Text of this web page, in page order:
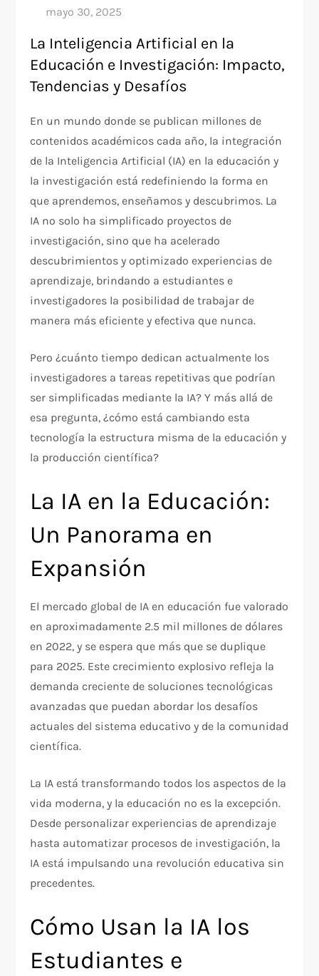
La Inteligencia Artificial en la
Educación e Investigación: Impacto,
Tendencias y Desafíos
En un mundo donde se publican millones de
contenidos académicos cada año, la integración
de la Inteligencia Artificial (IA) en la educación y
la investigación está redefiniendo la forma en
que aprendemos, enseñamos y descubrimos. La
IA no solo ha simplificado proyectos de
investigación, sino que ha acelerado
descubrimientos y optimizado experiencias de
aprendizaje, brindando a estudiantes e
investigadores la posibilidad de trabajar de
manera más eficiente y efectiva que nunca.
Pero ¿cuánto tiempo dedican actualmente los
investigadores a tareas repetitivas que podrían
ser simplificadas mediante la IA? Y más allá de
esa pregunta, ¿cómo está cambiando esta
tecnología la estructura misma de la educación y
la producción científica?
La IA en la Educación:
Un Panorama en
Expansión
El mercado global de IA en educación fue valorado
en aproximadamente 2.5 mil millones de dólares
en 2022, y se espera que más que se duplique
para 2025. Este crecimiento explosivo refleja la
demanda creciente de soluciones tecnológicas
avanzadas que puedan abordar los desafíos
actuales del sistema educativo y de la comunidad
científica.
La IA está transformando todos los aspectos de la
vida moderna, y la educación no es la excepción.
Desde personalizar experiencias de aprendizaje
hasta automatizar procesos de investigación, la
IA está impulsando una revolución educativa sin
precedentes.
Cómo Usan la IA los
Estudiantes e